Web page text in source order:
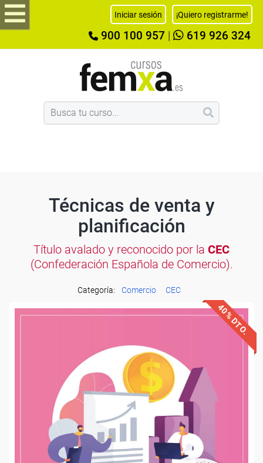
Iniciar sesión ¡Quiero registrarme!
900 100 957 619 926 324
Técnicas de venta y
planificación
Título avalado y reconocido por la CEC
(Confederación Española de Comercio).
Categoría: Comercio CEC
40% DTO.